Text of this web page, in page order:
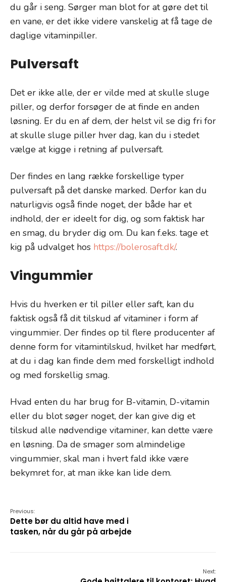
du går i seng. Sørger man blot for at gøre det til
en vane, er det ikke videre vanskelig at få tage de
daglige vitaminpiller.
Pulversaft
Det er ikke alle, der er vilde med at skulle sluge
piller, og derfor forsøger de at finde en anden
løsning. Er du en af dem, der helst vil se dig fri for
at skulle sluge piller hver dag, kan du i stedet
vælge at kigge i retning af pulversaft.
Der findes en lang række forskellige typer
pulversaft på det danske marked. Derfor kan du
naturligvis også finde noget, der både har et
indhold, der er ideelt for dig, og som faktisk har
en smag, du bryder dig om. Du kan f.eks. tage et
kig på udvalget hos https://bolerosaft.dk/.
Vingummier
Hvis du hverken er til piller eller saft, kan du
faktisk også få dit tilskud af vitaminer i form af
vingummier. Der findes op til flere producenter af
denne form for vitamintilskud, hvilket har medført,
at du i dag kan finde dem med forskelligt indhold
og med forskellig smag.
Hvad enten du har brug for B-vitamin, D-vitamin
eller du blot søger noget, der kan give dig et
tilskud alle nødvendige vitaminer, kan dette være
en løsning. Da de smager som almindelige
vingummier, skal man i hvert fald ikke være
bekymret for, at man ikke kan lide dem.
Previous:
Dette bør du altid have med i
tasken, når du går på arbejde
Next: